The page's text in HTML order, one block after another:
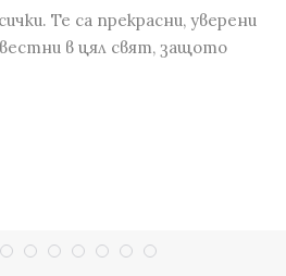
Те са прекрасни, уверени
в цял свят, защото